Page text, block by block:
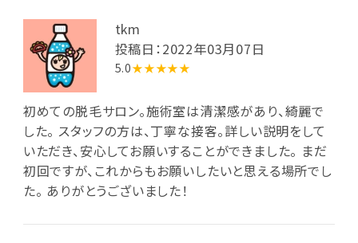
tkm
投稿日：2022年03月07日
5.0★★★★★
初めての脱毛サロン。施術室は清潔感があり、綺麗で
した。 スタッフの方は、丁寧な接客。詳しい説明をして
いただき、安心してお願いすることができました。 まだ
初回ですが、これからもお願いしたいと思える場所でし
た。 ありがとうございました！